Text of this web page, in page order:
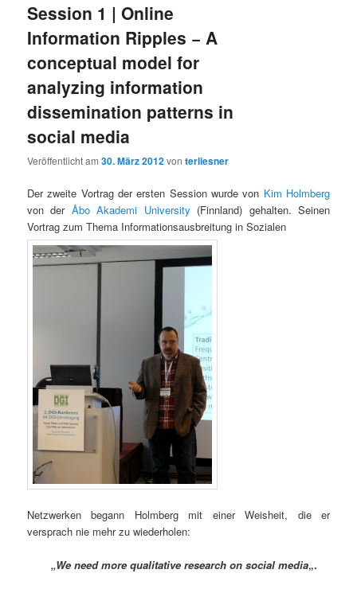
Session 1 | Online
Information Ripples − A
conceptual model for
analyzing information
dissemination patterns in
social media
Veröffentlicht am30. März 2012vonterliesner
Der zweite Vortrag der ersten Session wurde von Kim Holmberg
von der Åbo Akademi University (Finnland) gehalten. Seinen
Vortrag zum Thema Informationsausbreitung in Sozialen
Netzwerken begann Holmberg mit einer Weisheit, die er
versprach nie mehr zu wiederholen:
„We need more qualitative research on social media„.